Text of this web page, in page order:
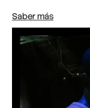
Saber más